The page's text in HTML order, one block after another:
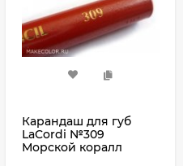
Карандаш для губ
LaCordi №309
Морской коралл